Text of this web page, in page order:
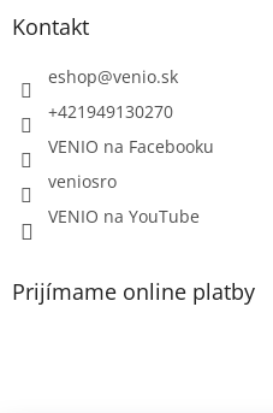
Kontakt
eshop@venio.sk
+421949130270
VENIO na Facebooku
veniosro
VENIO na YouTube
Prijímame online platby